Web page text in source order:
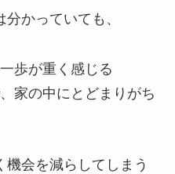
分かっていても、
歩が重く感じる
家の中にとどまりがち
機会を減らしてしまう